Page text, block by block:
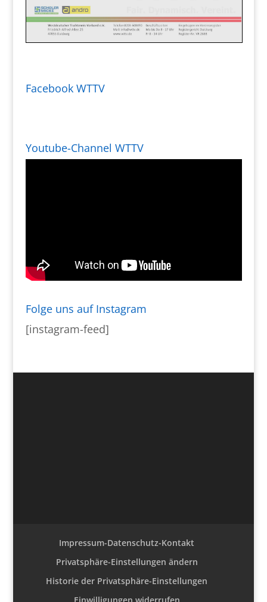
Facebook WTTV
Youtube-Channel WTTV
Folge uns auf Instagram
[instagram-feed]
Impressum-Datenschutz-Kontakt
Privatsphäre-Einstellungen ändern
Historie der Privatsphäre-Einstellungen